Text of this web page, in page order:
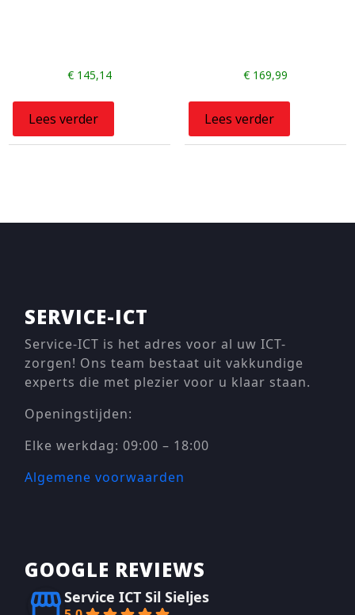
€ 145,14
Lees verder
€169,99
Lees verder
SERVICE-ICT
Service-ICT is het adres voor al uw ICT-
zorgen! Ons team bestaat uit vakkundige
experts die met plezier voor u klaar staan.
Openingstijden:
Elke werkdag: 09:00 – 18:00
Algemene voorwaarden
GOOGLE REVIEWS
Service ICT Sil Sieljes